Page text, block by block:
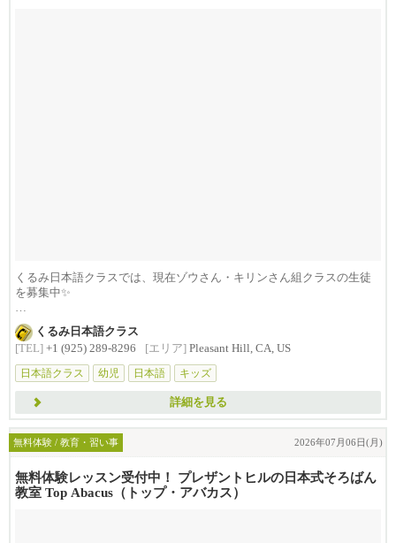
くるみ日本語クラスでは、現在ゾウさん・キリンさん組クラスの生徒
を募集中✨
インターアクティブな環境で楽しく...
くるみ日本語クラス
[TEL] +1 (925) 289-8296 [エリア] Pleasant Hill, CA, US
日本語クラス
幼児 日本語 キッズ
詳細を見る
無料体験 / 教育・習い事 2026年07月06日(月)
無料体験レッスン受付中！ プレザントヒルの日本式そろばん
教室 Top Abacus（トップ・アバカス）